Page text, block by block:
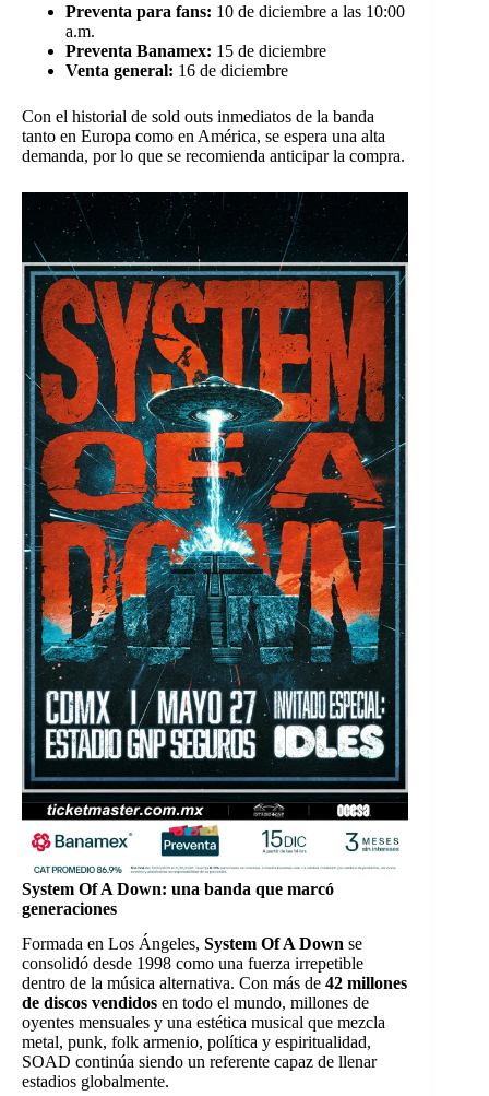
Preventa para fans: 10 de diciembre a las 10:00
a.m.
Preventa Banamex: 15 de diciembre
Venta general: 16 de diciembre
Con el historial de sold outs inmediatos de la banda
tanto en Europa como en América, se espera una alta
demanda, por lo que se recomienda anticipar la compra.
System Of A Down: una banda que marcó
generaciones
Formada en Los Ángeles, System Of A Down se
consolidó desde 1998 como una fuerza irrepetible
dentro de la música alternativa. Con más de 42 millones
de discos vendidos en todo el mundo, millones de
oyentes mensuales y una estética musical que mezcla
metal, punk, folk armenio, política y espiritualidad,
SOAD continúa siendo un referente capaz de llenar
estadios globalmente.